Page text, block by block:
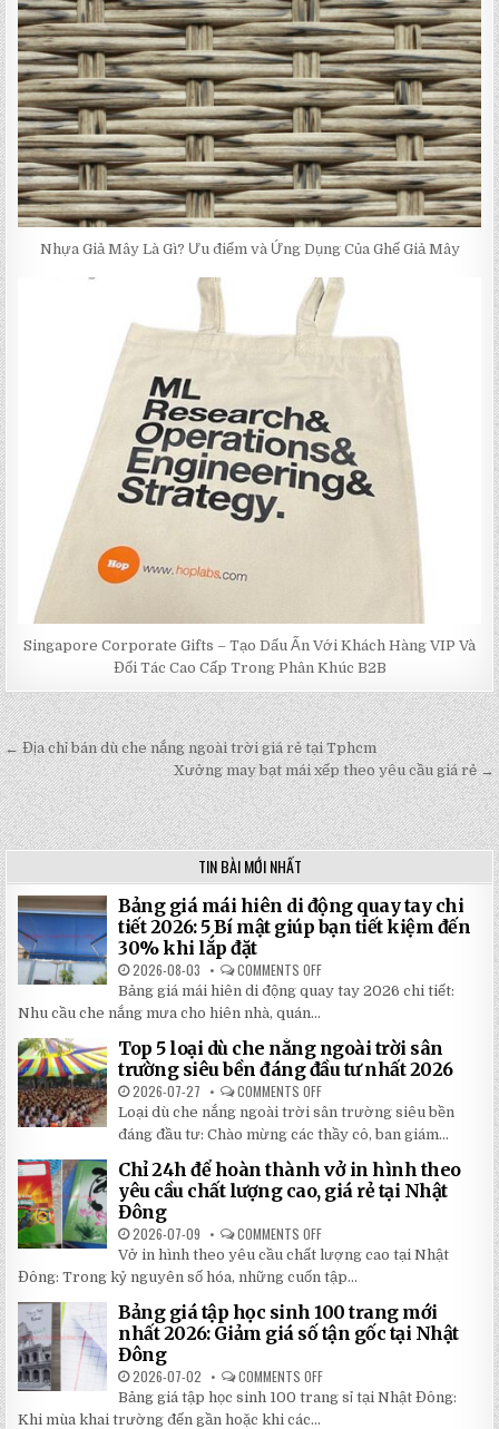
Nhựa Giả Mây Là Gì? Ưu điểm và Ứng Dụng Của Ghế Giả Mây
Singapore Corporate Gifts – Tạo Dấu Ấn Với Khách Hàng VIP Và
Đối Tác Cao Cấp Trong Phân Khúc B2B
Post
navigation
← Địa chỉ bán dù che nắng ngoài trời giá rẻ tại Tphcm
Xưởng may bạt mái xếp theo yêu cầu giá rẻ →
TIN BÀI MỚI NHẤT
Bảng giá mái hiên di động quay tay chi
tiết 2026: 5 Bí mật giúp bạn tiết kiệm đến
30% khi lắp đặt
2026-08-03 COMMENTS OFF
BẢNG
GIÁ
ĐỘNG
QUAY
TAY
TIẾT
2026:
5
BÍ
MẬT
GIÚP
BẠN
TIẾT
KHI
LẮP
ĐẶT
Bảng giá mái hiên di động quay tay 2026 chi tiết:
Nhu cầu che nắng mưa cho hiên nhà, quán...
Top 5 loại dù che nắng ngoài trời sân
trường siêu bền đáng đầu tư nhất 2026
2026-07-27 COMMENTS OFF
TOP
5
LOẠI
DÙ
CHE
NẮNG
NGOÀI
TRỜI
BỀN
ĐÁNG
ĐẦU
NHẤT
2026
Loại dù che nắng ngoài trời sân trường siêu bền
đáng đầu tư: Chào mừng các thầy cô, ban giám...
Chỉ 24h để hoàn thành vở in hình theo
yêu cầu chất lượng cao, giá rẻ tại Nhật
Đông
2026-07-09 COMMENTS OFF
CHỈ
24H
ĐỂ
HOÀN
VỞ
IN
HÌNH
YÊU
CHẤT
LƯỢNG
Vở in hình theo yêu cầu chất lượng cao tại Nhật
Đông: Trong kỷ nguyên số hóa, những cuốn tập...
Bảng giá tập học sinh 100 trang mới
nhất 2026: Giảm giá số tận gốc tại Nhật
Đông
2026-07-02 COMMENTS OFF
BẢNG
GIÁ
Bảng giá tập học sinh 100 trang sỉ tại Nhật Đông:
Khi mùa khai trường đến gần hoặc khi các...